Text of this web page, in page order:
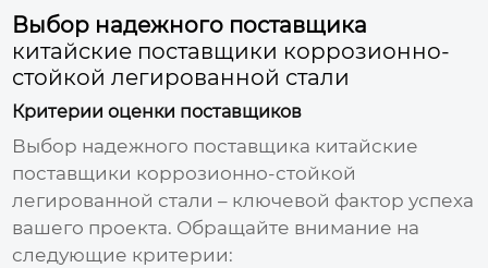
Выбор надежного поставщика
китайские поставщики коррозионно-
стойкой легированной стали
Критерии оценки поставщиков
Выбор надежного поставщика китайские
поставщики коррозионно-стойкой
легированной стали – ключевой фактор успеха
вашего проекта. Обращайте внимание на
следующие критерии: